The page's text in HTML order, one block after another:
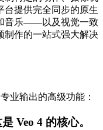
台提供完全同步的原生
音乐——以及视觉一致
制作的一站式强大解决
业输出的高级功能：
Veo 4 的核心。